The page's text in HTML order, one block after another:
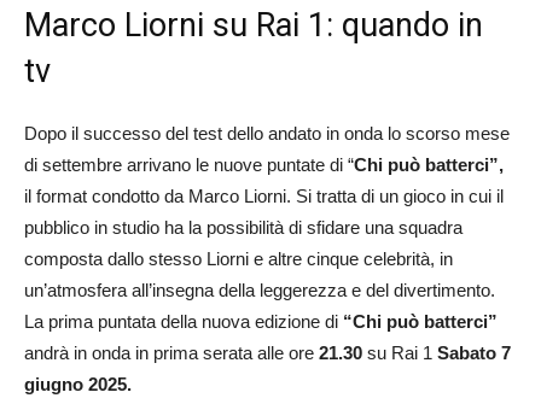
Marco Liorni su Rai 1: quando in
tv
Dopo il successo del test dello andato in onda lo scorso mese
di settembre arrivano le nuove puntate di “Chi può batterci”,
il format condotto da Marco Liorni. Si tratta di un gioco in cui il
pubblico in studio ha la possibilità di sfidare una squadra
composta dallo stesso Liorni e altre cinque celebrità, in
un’atmosfera all’insegna della leggerezza e del divertimento.
La prima puntata della nuova edizione di “Chi può batterci”
andrà in onda in prima serata alle ore 21.30 su Rai 1 Sabato 7
giugno 2025.